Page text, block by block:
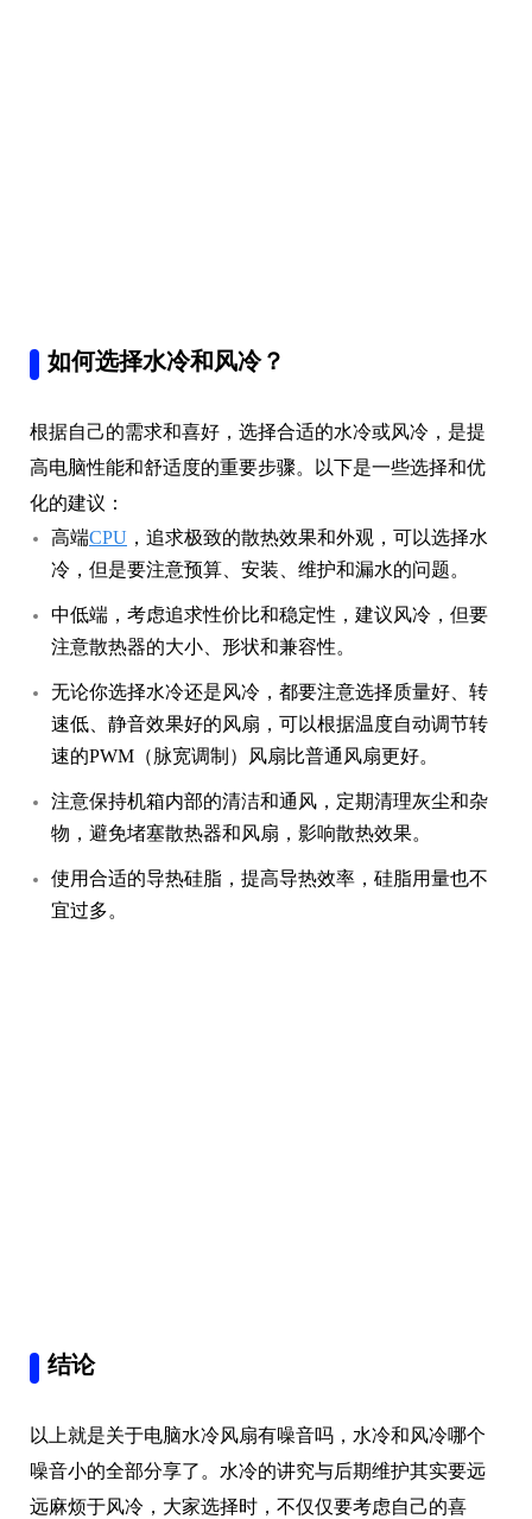
根据自己的需求和喜好，选择合适的水冷或风冷，是提
高电脑性能和舒适度的重要步骤。以下是一些选择和优
化的建议：
高端CPU
冷，但是要注意预算、安装、维护和漏水的问题。
中低端，考虑追求性价比和稳定性，建议风冷，但要
注意散热器的大小、形状和兼容性。
无论你选择水冷还是风冷，都要注意选择质量好、转
速低、静音效果好的风扇，可以根据温度自动调节转
速的PWM（脉宽调制）风扇比普通风扇更好。
注意保持机箱内部的清洁和通风，定期清理灰尘和杂
物，避免堵塞散热器和风扇，影响散热效果。
使用合适的导热硅脂，提高导热效率，硅脂用量也不
宜过多。
噪音小的全部分享了。水冷的讲究与后期维护其实要远
好，更要考虑以后维护所投入的时间与精力。